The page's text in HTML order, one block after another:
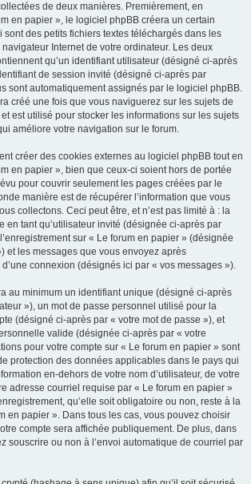
de deux manières. Premièrement, en
en papier », le logiciel phpBB créera un certain
sont des petits fichiers textes téléchargés dans les
Internet de votre ordinateur. Les deux
qu’un identifiant utilisateur (désigné ci-après
de session invité (désigné ci-après par
sont automatiquement assignés par le logiciel phpBB.
créé une fois que vous naviguerez sur les sujets de
est utilisé pour stocker les informations sur les sujets
améliore votre navigation sur le forum.
créer des cookies externes au logiciel phpBB tout en
en papier », bien que ceux-ci soient hors de portée
pour couvrir seulement les pages créées par le
manière est de récupérer l’information que vous
collectons. Ceci peut être, et n’est pas limité à : la
en tant qu’utilisateur invité (désignée ci-après par
sur « Le forum en papier » (désignée
et les messages que vous envoyez après
d’une connexion (désignés ici par « vos messages »).
au minimum un identifiant unique (désigné ci-après
»), un mot de passe personnel utilisé pour la
(désigné ci-après par « votre mot de passe »), et
valide (désignée ci-après par « votre
pour votre compte sur « Le forum en papier » sont
protection des données applicables dans le pays qui
en-dehors de votre nom d’utilisateur, de votre
adresse courriel requise par « Le forum en papier »
qu’elle soit obligatoire ou non, reste à la
en papier ». Dans tous les cas, vous pouvez choisir
compte sera affichée publiquement. De plus, dans
souscrire ou non à l’envoi automatique de courriel par